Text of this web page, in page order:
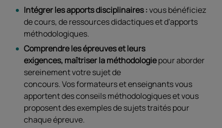
Intégrer les apports disciplinaires :vous bénéficiez
de cours, de ressources didactiques et d'apports
méthodologiques.
Comprendre les épreuves et leurs
exigences, maîtriser la méthodologiepour aborder
sereinement votre sujet de
concours. Vos formateurs et enseignants vous
apportent des conseils méthodologiques et vous
proposent des exemples de sujets traités pour
chaque épreuve.